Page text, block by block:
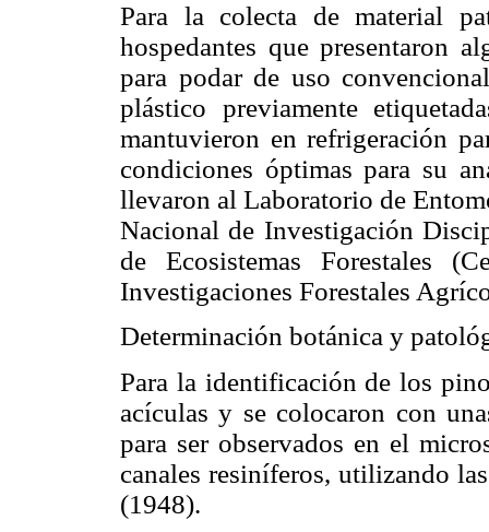
Para la colecta de material
hospedantes que presentaron
para podar de uso
plástico previamente
mantuvieron en refrigeración
condiciones óptimas para su
llevaron al Laboratorio de
Nacional de Investigación
de Ecosistemas Forestales
Investigaciones Forestales
Determinación botánica y
Para la identificación de los
acículas y se colocaron con
para ser observados en el
canales resiníferos, utilizando
(1948).